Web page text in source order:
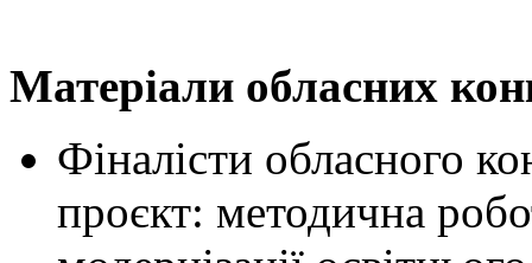
Матеріали обласних
Фіналісти обласного
проєкт: методична